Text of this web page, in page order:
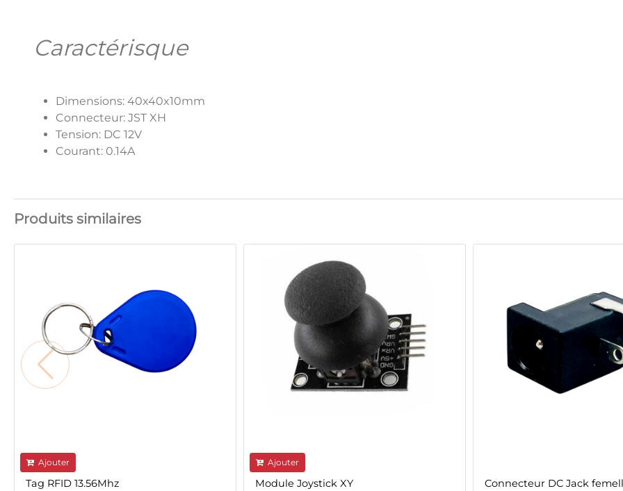
Caractérisque
Dimensions: 40x40x10mm
Connecteur: JST XH
Tension: DC 12V
Courant: 0.14A
Produits similaires
Ajouter
Tag RFID 13.56Mhz
Ajouter
Module Joystick XY Connecteur DC Jack